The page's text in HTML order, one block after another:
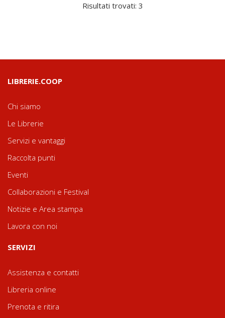
Risultati trovati: 3
LIBRERIE.COOP
Chi siamo
Le Librerie
Servizi e vantaggi
Raccolta punti
Eventi
Collaborazioni e Festival
Notizie e Area stampa
Lavora con noi
SERVIZI
Assistenza e contatti
Libreria online
Prenota e ritira